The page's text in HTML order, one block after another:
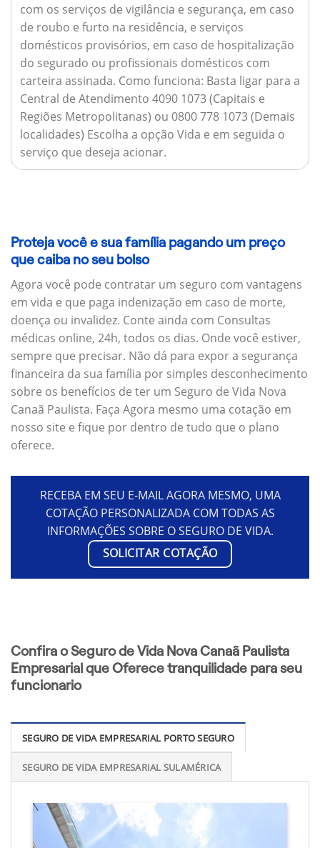
com os serviços de vigilância e segurança, em caso
de roubo e furto na residência, e serviços
domésticos provisórios, em caso de hospitalização
do segurado ou profissionais domésticos com
carteira assinada. Como funciona: Basta ligar para a
Central de Atendimento 4090 1073 (Capitais e
Regiões Metropolitanas) ou 0800 778 1073 (Demais
localidades) Escolha a opção Vida e em seguida o
serviço que deseja acionar.
Proteja você e sua família pagando um preço
que caiba no seu bolso
Agora você pode contratar um seguro com vantagens
em vida e que paga indenização em caso de morte,
doença ou invalidez. Conte ainda com Consultas
médicas online, 24h, todos os dias. Onde você estiver,
sempre que precisar. Não dá para expor a segurança
financeira da sua família por simples desconhecimento
sobre os benefícios de ter um Seguro de Vida Nova
Canaã Paulista. Faça Agora mesmo uma cotação em
nosso site e fique por dentro de tudo que o plano
oferece.
RECEBA EM SEU E-MAIL AGORA MESMO, UMA
COTAÇÃO PERSONALIZADA COM TODAS AS
INFORMAÇÕES SOBRE O SEGURO DE VIDA.
SOLICITAR COTAÇÃO
Confira o Seguro de Vida Nova Canaã Paulista
Empresarial que Oferece tranquilidade para seu
funcionario
SEGURO DE VIDA EMPRESARIAL PORTO SEGURO
SEGURO DE VIDA EMPRESARIAL SULAMÉRICA